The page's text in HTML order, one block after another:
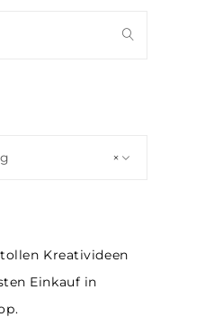
×
Kreativideen
Einkauf in